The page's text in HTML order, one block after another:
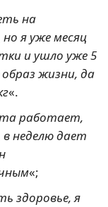
на
я уже месяц
и ушло уже 5
жизни, да
«.
работает,
неделю дает
«;
здоровье, я